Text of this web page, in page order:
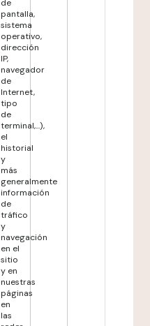
de
pantalla,
sistema
operativo,
dirección
IP,
navegador
de
Internet,
tipo
de
terminal,...),
el
historial
y
más
generalmente
información
de
tráfico
y
navegación
en el
sitio
y en
nuestras
páginas
en
las